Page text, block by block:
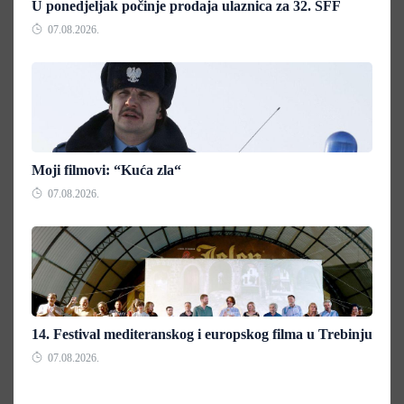
U ponedjeljak počinje prodaja ulaznica za 32. SFF
07.08.2026.
Moji filmovi: “Kuća zla“
07.08.2026.
14. Festival mediteranskog i europskog filma u Trebinju
07.08.2026.